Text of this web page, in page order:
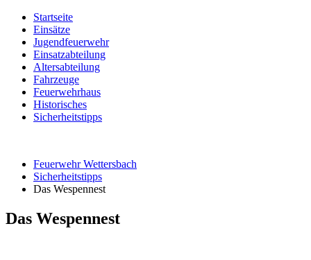
Startseite
Einsätze
Jugendfeuerwehr
Einsatzabteilung
Altersabteilung
Fahrzeuge
Feuerwehrhaus
Historisches
Sicherheitstipps
Feuerwehr Wettersbach
Sicherheitstipps
Das Wespennest
Das Wespennest